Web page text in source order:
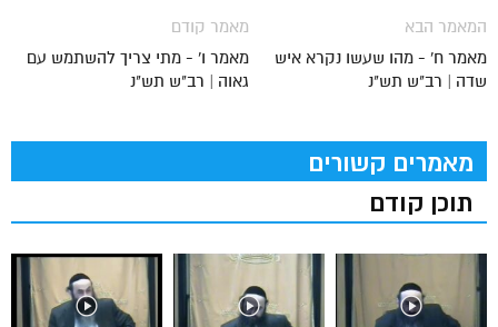
מאמר קודם
מאמר ו' - מתי צריך להשתמש עם
גאוה | רב"ש תש"נ
המאמר הבא
מאמר ח' - מהו שעשו נקרא איש
שדה | רב"ש תש"נ
מאמרים קשורים
תוכן קודם